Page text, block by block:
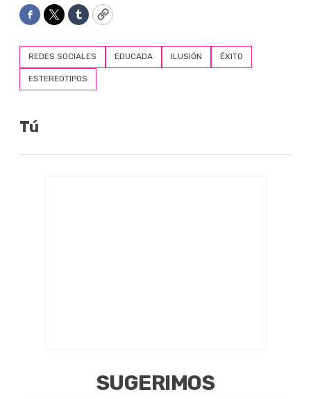
Facebook
TwitterTumblrCopy
REDES SOCIALES EDUCADA ILUSIÓN ÉXITO
ESTEREOTIPOS
Tú
SUGERIMOS